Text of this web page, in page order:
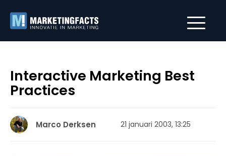
Interactive Marketing Best
Practices
Marco Derksen 21 januari 2003, 13:25